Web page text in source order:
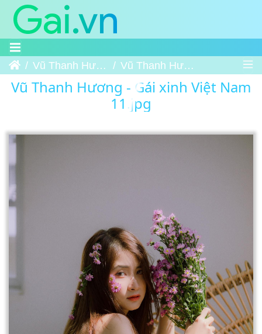
Trang chủVũ Thanh Hương - Gái xinh Việt Nam Vũ Thanh Hương - Gái xinh Việt Nam 11
Vũ Thanh Hương - Gái xinh Việt Nam
11.jpg